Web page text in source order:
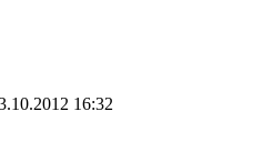
16:32